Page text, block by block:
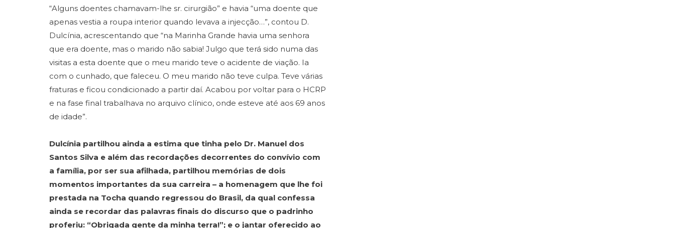
“Alguns doentes chamavam-lhe sr. cirurgião” e havia “uma doente que
apenas vestia a roupa interior quando levava a injecção…”, contou D.
Dulcínia, acrescentando que “na Marinha Grande havia uma senhora
que era doente, mas o marido não sabia! Julgo que terá sido numa das
visitas a esta doente que o meu marido teve o acidente de viação. Ia
com o cunhado, que faleceu. O meu marido não teve culpa. Teve várias
fraturas e ficou condicionado a partir daí. Acabou por voltar para o HCRP
e na fase final trabalhava no arquivo clínico, onde esteve até aos 69 anos
de idade”.
Dulcínia partilhou ainda a estima que tinha pelo Dr. Manuel dos
Santos Silva e além das recordações decorrentes do convívio com
a família, por ser sua afilhada, partilhou memórias de dois
momentos importantes da sua carreira – a homenagem que lhe foi
prestada na Tocha quando regressou do Brasil, da qual confessa
ainda se recordar das palavras finais do discurso que o padrinho
proferiu: “Obrigada gente da minha terra!”; e o jantar oferecido ao